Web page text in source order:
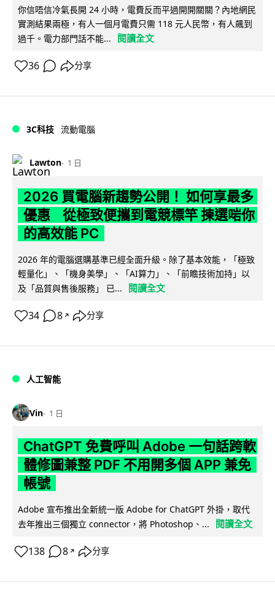
你信唔信冷氣長開 24 小時，電費反而平過開開關關？內地網民
實測結果兩極，有人一個月電費只需 118 元人民幣，有人飆到
過千。電力部門話不能...
閱讀全文
36 分享
3C科技 流動電腦
Lawton 1 日
2026 買電腦新趨勢公開！ 如何享最多
優惠 從極致便攜到電競標竿 揀選啱你
的高效能 PC
2026 年的電腦選購基準已經全面升級。除了基本效能，「極致
輕量化」、「機身美學」、「AI算力」、「前瞻技術加持」以
及「品質與售後服務」 已...
閱讀全文
34 8 ↗ 分享
人工智能
Vin 1 日
ChatGPT 免費呼叫 Adobe 一句話跨軟
體修圖兼整 PDF 不用開多個 APP 兼免
帳號
Adobe 宣布推出全新統一版 Adobe for ChatGPT 外掛，取代
去年推出三個獨立 connector，將 Photoshop、...
閱讀全文
138 8 ↗ 分享